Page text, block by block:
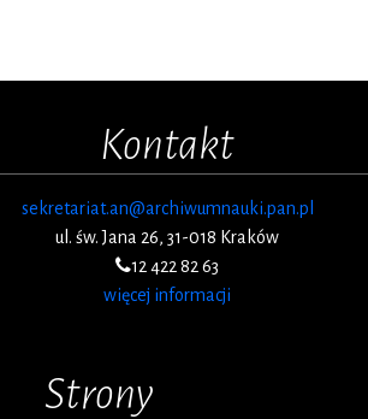
Kontakt
sekretariat.an@archiwumnauki.pan.pl
ul. św. Jana 26, 31-018 Kraków
12 422 82 63
więcej informacji
Strony